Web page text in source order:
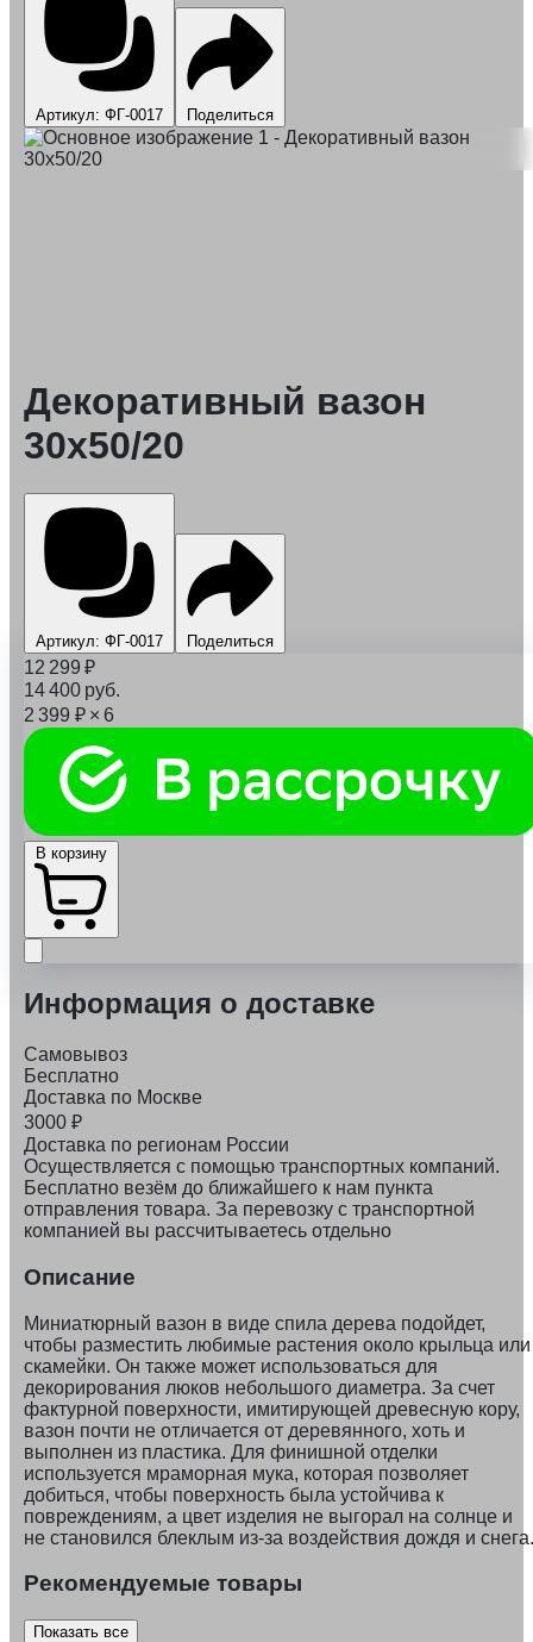
Артикул: ФГ-0017 Поделиться
Декоративный вазон
30х50/20
Артикул: ФГ-0017 Поделиться
12 299 ₽
14 400 руб.
2 399 ₽ × 6
Информация о доставке
Самовывоз
Бесплатно
Доставка по Москве
3000 ₽
Доставка по регионам России
Осуществляется с помощью транспортных компаний.
Бесплатно везём до ближайшего к нам пункта
отправления товара. За перевозку с транспортной
компанией вы рассчитываетесь отдельно
Описание
Миниатюрный вазон в виде спила дерева подойдет,
чтобы разместить любимые растения около крыльца или
скамейки. Он также может использоваться для
декорирования люков небольшого диаметра. За счет
фактурной поверхности, имитирующей древесную кору,
вазон почти не отличается от деревянного, хоть и
выполнен из пластика. Для финишной отделки
используется мраморная мука, которая позволяет
добиться, чтобы поверхность была устойчива к
повреждениям, а цвет изделия не выгорал на солнце и
не становился блеклым из-за воздействия дождя и снега.
Рекомендуемые товары
Показать все